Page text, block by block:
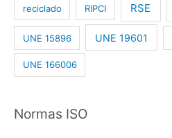
reciclado RIPCI RSE
UNE 15896 UNE 19601
UNE 166006
Normas ISO